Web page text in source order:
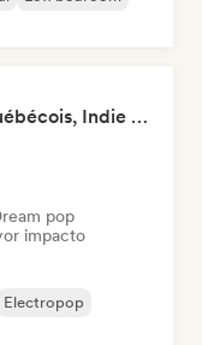
Best of Canada 🇨🇦 Québécois, Indie Pop & Homegrown Anthems
pop
impacto
Electropop